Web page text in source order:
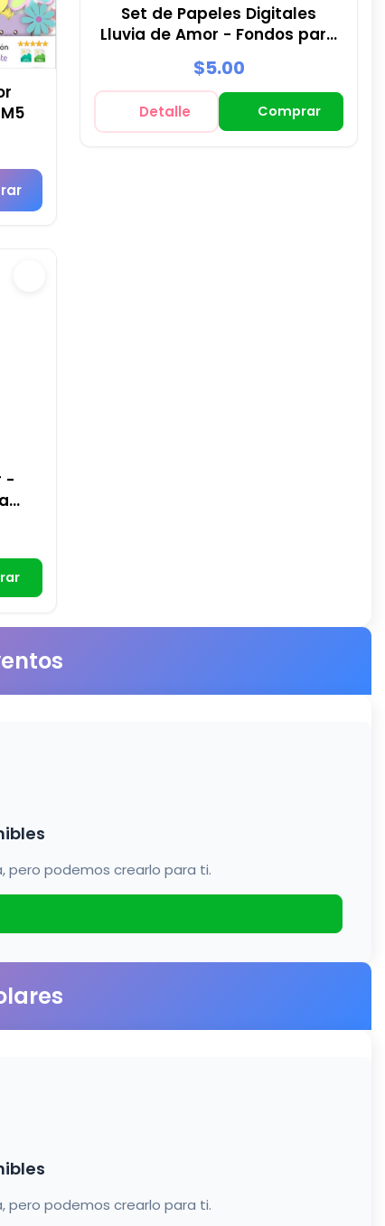
Set de Papeles Digitales
Lluvia de Amor - Fondos para
Fiestas y Scrapbooking
$5.00
Detalle Comprar
-
podemos crearlo para ti.
podemos crearlo para ti.